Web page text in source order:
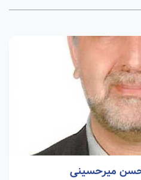
میرحسینی